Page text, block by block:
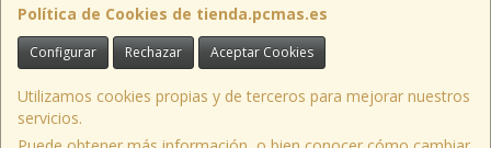
Política de Cookies de tienda.pcmas.es
Configurar Rechazar Aceptar Cookies
Utilizamos cookies propias y de terceros para mejorar nuestros
servicios.
Horario
10 -14 17 - 20